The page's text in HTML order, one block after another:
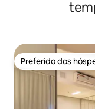
Preferido dos
Preferido dos